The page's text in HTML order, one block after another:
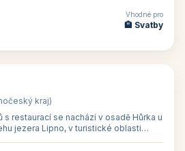
Vhodné pro
🏨 Svatby
kraj)
restaurací se nachází v osadě Hůrka u
jezera Lipno, v turistické oblasti